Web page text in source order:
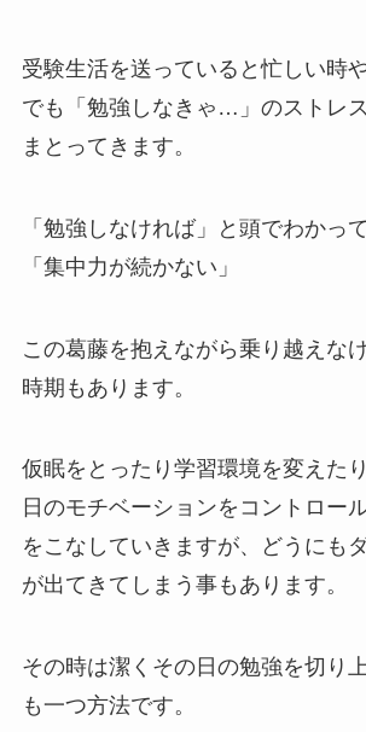
受験生活を送っていると忙しい時
でも「勉強しなきゃ…」のストレ
まとってきます。
「勉強しなければ」と頭でわかっ
「集中力が続かない」
この葛藤を抱えながら乗り越えな
時期もあります。
仮眠をとったり学習環境を変えた
日のモチベーションをコントロー
をこなしていきますが、どうにも
が出てきてしまう事もあります。
その時は潔くその日の勉強を切り
も一つ方法です。